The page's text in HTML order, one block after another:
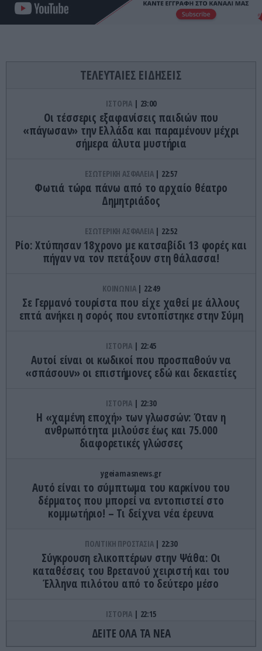
ΤΕΛΕΥΤΑΙΕΣ ΕΙΔΗΣΕΙΣ
ΙΣΤΟΡΙΑ 23:00
Οι τέσσερις εξαφανίσεις παιδιών που
«πάγωσαν» την Ελλάδα και παραμένουν μέχρι
σήμερα άλυτα μυστήρια
ΕΣΩΤΕΡΙΚΗ ΑΣΦΑΛΕΙΑ 22:57
Φωτιά τώρα πάνω από το αρχαίο θέατρο
Δημητριάδος
ΕΣΩΤΕΡΙΚΗ ΑΣΦΑΛΕΙΑ 22:52
Ρίο: Χτύπησαν 18χρονο με κατσαβίδι 13 φορές και
πήγαν να τον πετάξουν στη θάλασσα!
ΚΟΙΝΩΝΙΑ 22:49
Σε Γερμανό τουρίστα που είχε χαθεί με άλλους
επτά ανήκει η σορός που εντοπίστηκε στην Σύμη
ΙΣΤΟΡΙΑ 22:45
Αυτοί είναι οι κωδικοί που προσπαθούν να
«σπάσουν» οι επιστήμονες εδώ και δεκαετίες
ΙΣΤΟΡΙΑ 22:30
Η «χαμένη εποχή» των γλωσσών: Όταν η
ανθρωπότητα μιλούσε έως και 75.000
διαφορετικές γλώσσες
ygeiamasnews.gr
Αυτό είναι το σύμπτωμα του καρκίνου του
δέρματος που μπορεί να εντοπιστεί στο
κομμωτήριο! – Τι δείχνει νέα έρευνα
ΠΟΛΙΤΙΚΗ ΠΡΟΣΤΑΣΙΑ 22:30
Σύγκρουση ελικοπτέρων στην Ψάθα: Οι
καταθέσεις του Βρετανού χειριστή και του
Έλληνα πιλότου από το δεύτερο μέσο
ΙΣΤΟΡΙΑ 22:15
Οι απατεώνες που κατάφεραν να «πουλήσουν»
μνημεία που δεν τους ανήκαν – Η ιστορία της
ΔΕΙΤΕ ΟΛΑ ΤΑ ΝΕΑ